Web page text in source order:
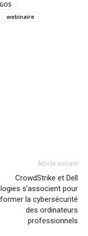
webinaire
Article suivant
CrowdStrike et Dell
s’associent pour
la cybersécurité
des ordinateurs
professionnels